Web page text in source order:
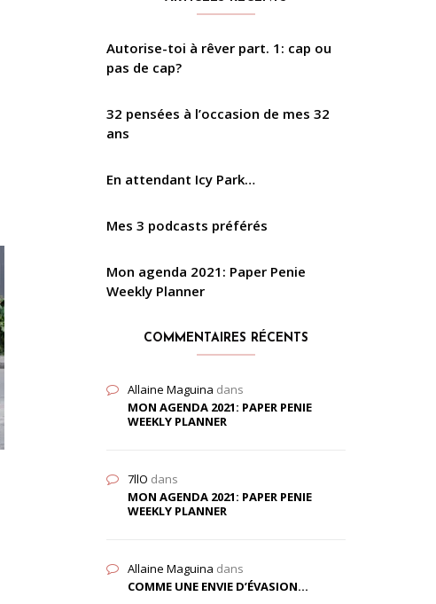
Autorise-toi à rêver part. 1: cap ou
pas de cap?
32 pensées à l’occasion de mes 32
ans
En attendant Icy Park…
Mes 3 podcasts préférés
Mon agenda 2021: Paper Penie
Weekly Planner
COMMENTAIRES RÉCENTS
Allaine Maguina dans
MON AGENDA 2021: PAPER PENIE
WEEKLY PLANNER
7llO dans
MON AGENDA 2021: PAPER PENIE
WEEKLY PLANNER
Allaine Maguina dans
COMME UNE ENVIE D’ÉVASION…